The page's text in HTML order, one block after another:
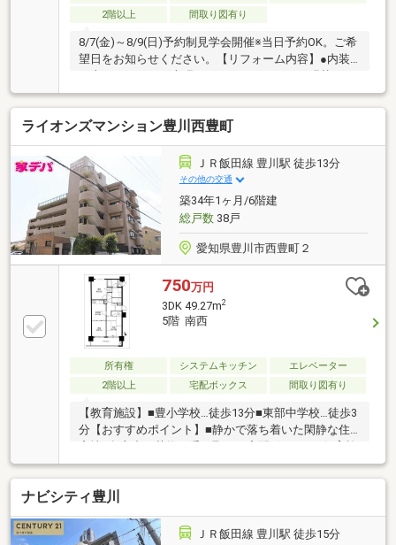
2階以上
間取り図有り
8/7(金)～8/9(日)予約制見学会開催※当日予約OK。ご希
望日をお知らせください。【リフォーム内容】●内装
水回り設備交換、クロス張替え、給湯器新品交換、TV
モニター付きドアホン設置、火災警報器設置、照明
LED新品交換【おすすめポイント】・管理規約に定め
られている専有部分の給排水管の漏水や故障について
お引渡しより２年間保証。※自社売主物件につき随時
内覧可能です。お電話かメールでご希望日をお知らせ
ください。※本物件は住宅ローン減税が適用されま
す。詳しくはお問合せください。
ライオンズマンション豊川西豊町
ＪＲ飯田線 豊川駅 徒歩13分
その他の交通
築34年1ヶ月/6階建
総戸数38戸
愛知県豊川市西豊町２
750万円
3DK 49.27m2
5階 南西
所有権 システムキッチン
エレベーター
2階以上
宅配ボックス 間取り図有り
【教育施設】■豊小学校…徒歩13分■東部中学校…徒歩3
分【おすすめポイント】■静かで落ち着いた閑静な住
宅地■留守中も荷物を受け取れる宅配ボックス■保育施
設や公園が徒歩圏内！□■おうち探しは 家デパ へ
■□――――――・・・ 住宅ローンや住み替えなど、不
動産のことなら何でもご相談ください。 土日、平日
夜のお仕事終わりでもご案内可能です。 キッズスペ
ースもご用意しております。ぜひご家族揃ってご来店
ナビシティ豊川
ＪＲ飯田線 豊川駅 徒歩15分